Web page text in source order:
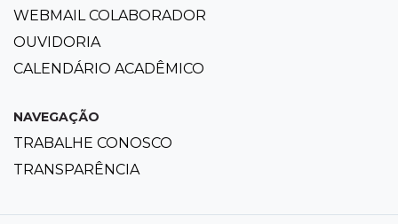
WEBMAIL COLABORADOR
OUVIDORIA
CALENDÁRIO ACADÊMICO
NAVEGAÇÃO
TRABALHE CONOSCO
TRANSPARÊNCIA